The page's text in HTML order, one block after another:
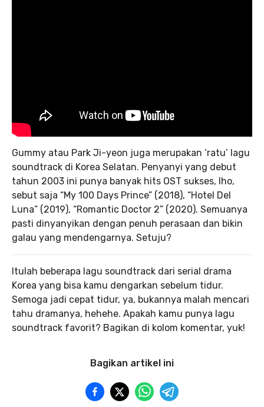
Gummy atau Park Ji-yeon juga merupakan ‘ratu’ lagu
soundtrack di Korea Selatan. Penyanyi yang debut
tahun 2003 ini punya banyak hits OST sukses, lho,
sebut saja “My 100 Days Prince” (2018), “Hotel Del
Luna” (2019), “Romantic Doctor 2” (2020). Semuanya
pasti dinyanyikan dengan penuh perasaan dan bikin
galau yang mendengarnya. Setuju?
Itulah beberapa lagu soundtrack dari serial drama
Korea yang bisa kamu dengarkan sebelum tidur.
Semoga jadi cepat tidur, ya, bukannya malah mencari
tahu dramanya, hehehe. Apakah kamu punya lagu
soundtrack favorit? Bagikan di kolom komentar, yuk!
Bagikan artikel ini